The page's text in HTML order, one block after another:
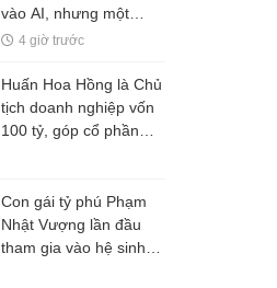
vào AI, nhưng một
nghịch lý đang xuất
phải lúc nào cũng dùng
4 giờ trước
Huấn Hoa Hồng là Chủ
tịch doanh nghiệp vốn
100 tỷ, góp cổ phần
Con gái tỷ phú Phạm
Nhật Vượng lần đầu
tham gia vào hệ sinh